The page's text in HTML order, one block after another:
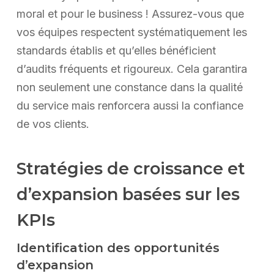
moral et pour le business ! Assurez-vous que
vos équipes respectent systématiquement les
standards établis et qu’elles bénéficient
d’audits fréquents et rigoureux. Cela garantira
non seulement une constance dans la qualité
du service mais renforcera aussi la confiance
de vos clients.
Stratégies de croissance et
d’expansion basées sur les
KPIs
Identification des opportunités
d’expansion